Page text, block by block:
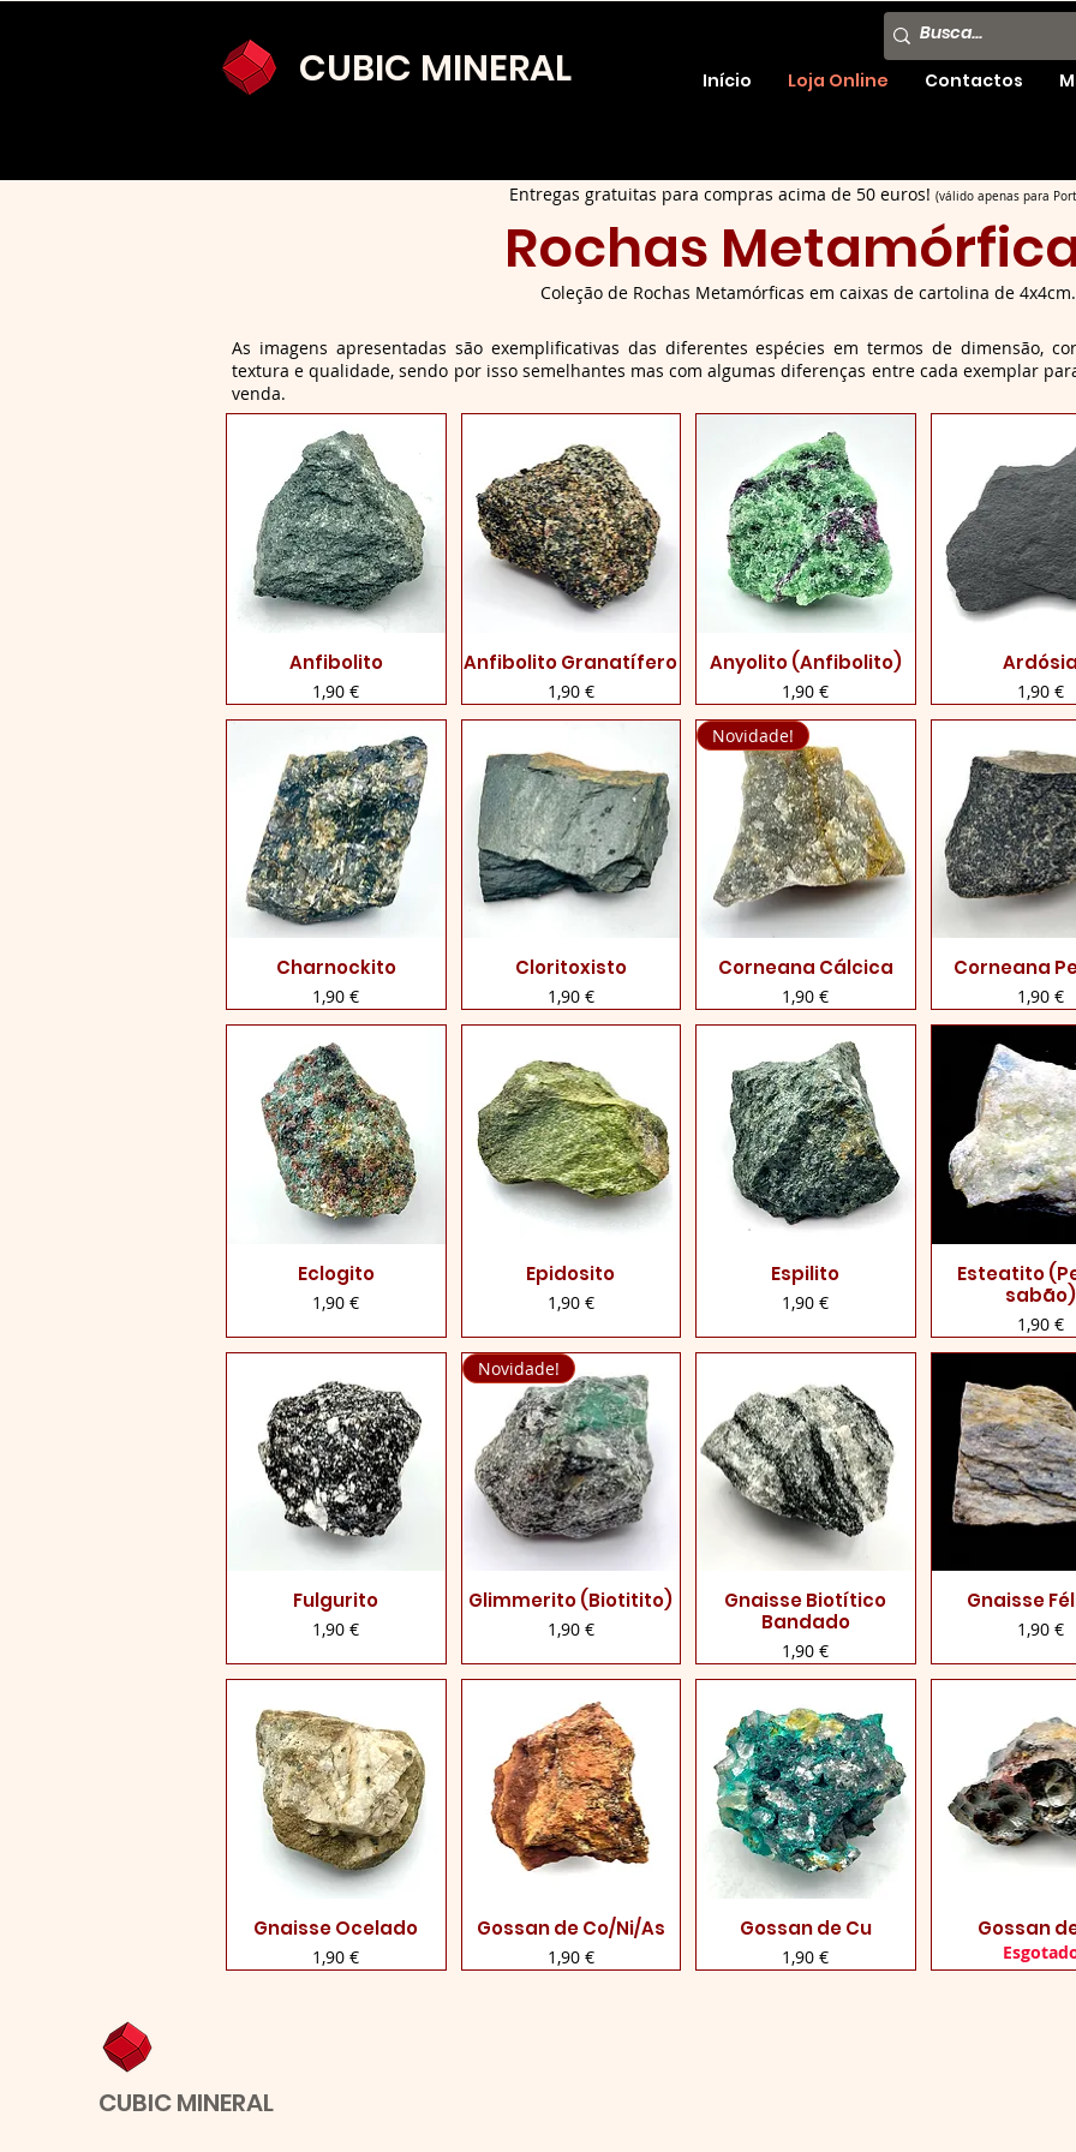
CUBIC MINERAL Início Loja Online Contactos
Entregas gratuitas para compras acima de 50 euros! (válido apenas para
Rochas
Coleção de Rochas Metamórficas em caixas de cartolina de 4x4cm.
Visualização rápida
Anfibolito
Preço
1,90 €
Visualização rápida
Anfibolito Granatífero
Preço
1,90 €
Visualização rápida
Anyolito (Anfibolito)
Preço
1,90 €
Visualização
Ardósia
Preço
1,90 €
Visualização rápida
Charnockito
Preço
1,90 €
Visualização rápida
Cloritoxisto
Preço
1,90 €
Visualização rápida
Novidade!
Corneana Cálcica
Preço
1,90 €
Visualização
Corneana
Preço
1,90 €
Visualização rápida
Eclogito
Preço
1,90 €
Visualização rápida
Epidosito
Preço
1,90 €
Visualização rápida
Espilito
Preço
1,90 €
Visualização
Esteatito
sabão)
Preço
1,90 €
Visualização rápida
Fulgurito
Preço
1,90 €
Visualização rápida
Novidade!
Glimmerito (Biotitito)
Preço
1,90 €
Visualização rápida
Gnaisse Biotítico
Bandado
Preço
1,90 €
Visualização
Gnaisse
Preço
1,90 €
Visualização rápida
Gnaisse Ocelado
Preço
1,90 €
Visualização rápida
Gossan de Co/Ni/As
Preço
1,90 €
Visualização rápida
Gossan de Cu
Preço
1,90 €
Visualização
Gossan
As imagens apresentadas são exemplificativas das diferentes espécies em termos de dimensão,
textura e qualidade, sendo por isso semelhantes mas com algumas diferenças entre cada exemplar
venda.
CUBIC MINERAL